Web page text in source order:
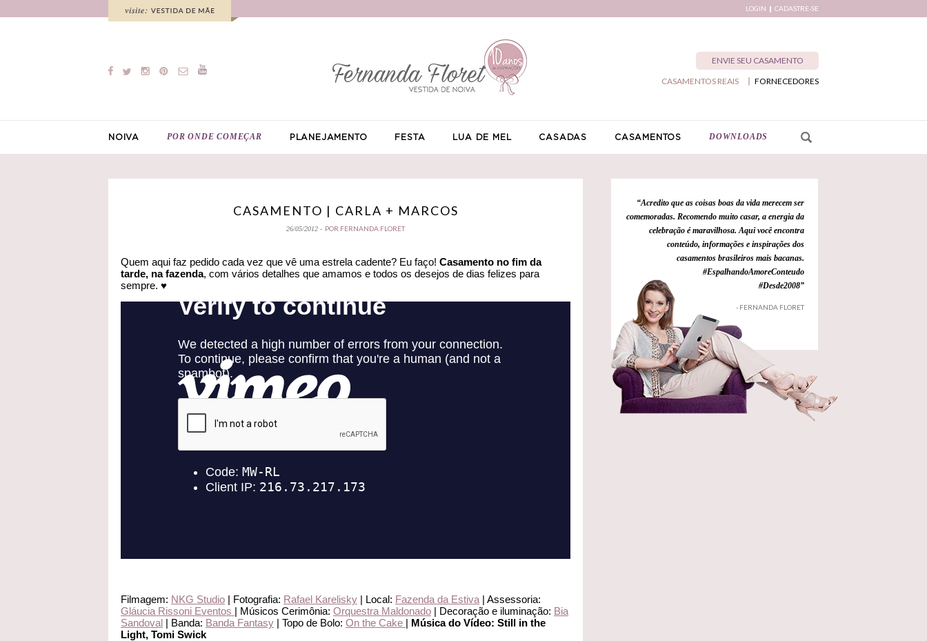
LOGIN CADASTRE-SE
ENVIE SEU CASAMENTO
FORNECEDORES
CASAMENTOS REAIS
NOIVA POR ONDE COMEÇAR PLANEJAMENTO FESTA LUA DE MEL CASADAS CASAMENTOS DOWNLOADS
CASAMENTO | CARLA + MARCOS
26/05/2012 - POR FERNANDA FLORET
Quem aqui faz pedido cada vez que vê uma estrela cadente? Eu faço! Casamento no fim da
tarde, na fazenda, com vários detalhes que amamos e todos os desejos de dias felizes para
sempre. ♥
Filmagem: NKG Studio | Fotografia: Rafael Karelisky | Local: Fazenda da Estiva | Assessoria:
Gláucia Rissoni Eventos | Músicos Cerimônia: Orquestra Maldonado | Decoração e iluminação: Bia
Sandoval | Banda: Banda Fantasy | Topo de Bolo: On the Cake | Música do Vídeo: Still in the
Light, Tomi Swick
“Acredito que as coisas boas da vida merecem ser
comemoradas. Recomendo muito casar, a energia da
celebração é maravilhosa. Aqui você encontra
conteúdo, informações e inspirações dos
casamentos brasileiros mais bacanas.
#EspalhandoAmoreConteudo
#Desde2008”
- FERNANDA FLORET